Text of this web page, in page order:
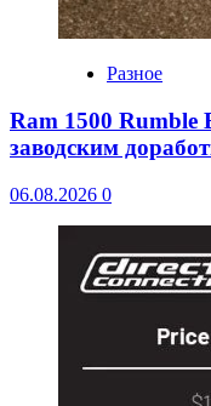
Разное
Ram 1500 Rumble
заводским
06.08.2026 0